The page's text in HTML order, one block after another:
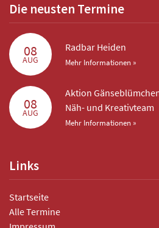
Die neusten Termine
08
AUG
Radbar Heiden
Mehr Informationen »
08
AUG
Aktion
Näh- und Kreativteam
Mehr Informationen »
Links
Startseite
Alle Termine